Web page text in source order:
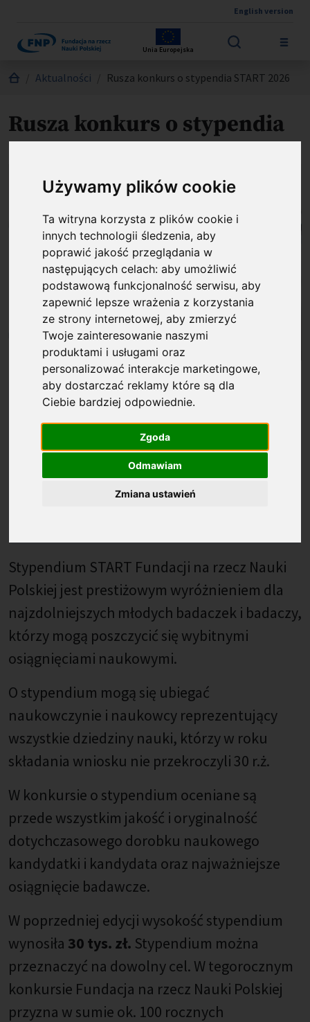
Używamy plików cookie
Ta witryna korzysta z plików cookie i
innych technologii śledzenia, aby
poprawić jakość przeglądania w
następujących celach:aby umożliwić
podstawową funkcjonalność serwisu,aby
zapewnić lepsze wrażenia z korzystania
ze strony internetowej,aby zmierzyć
Twoje zainteresowanie naszymi
produktami i usługami oraz
personalizować interakcje marketingowe,
aby dostarczać reklamy które są dla
Ciebie bardziej odpowiednie.
Zgoda
Odmawiam
Zmiana ustawień
English version
Unia Europejska
Jesteś tutaj:
Aktualności Rusza konkurs o stypendia START 2026
Rusza konkurs o stypendia
START 2026
Opublikowano: %s
18.09.2025
Fundacja na rzecz Nauki Polskiej otworzyła
nabór wniosków do konkursu w programie
START (edycja 2026), w którym młode
uczone i młodzi uczeni mogą zdobyć
stypendium za wybitne osiągnięcia
naukowe. Wnioski do konkursu można
Stypendium START Fundacji na rzecz Nauki
Polskiej jest prestiżowym wyróżnieniem dla
najzdolniejszych młodych badaczek i badaczy,
którzy mogą poszczycić się wybitnymi
osiągnięciami naukowymi.
O stypendium mogą się ubiegać
naukowczynie i naukowcy reprezentujący
wszystkie dziedziny nauki, którzy w roku
składania wniosku nie przekroczyli 30 r.ż.
W konkursie o stypendium oceniane są
przede wszystkim jakość i oryginalność
dotychczasowego dorobku naukowego
kandydatki i kandydata oraz najważniejsze
osiągnięcie badawcze.
W poprzedniej edycji wysokość stypendium
wynosiła 30 tys. zł. Stypendium można
przeznaczyć na dowolny cel. W tegorocznym
konkursie Fundacja na rzecz Nauki Polskiej
przyzna w sumie ok. 100 rocznych